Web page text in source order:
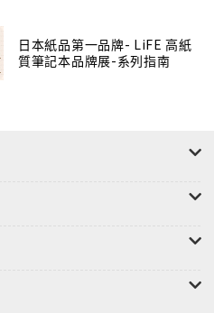
日本紙品第一品牌- LiFE 高紙
質筆記本品牌展-系列指南